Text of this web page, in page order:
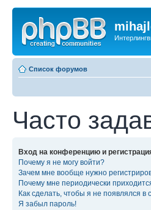
Список форумов
Часто
Вход на конференцию и
Почему я не могу войти?
Зачем мне вообще нужно
Почему мне периодически
Как сделать, чтобы я не появлялся в
Я забыл пароль!